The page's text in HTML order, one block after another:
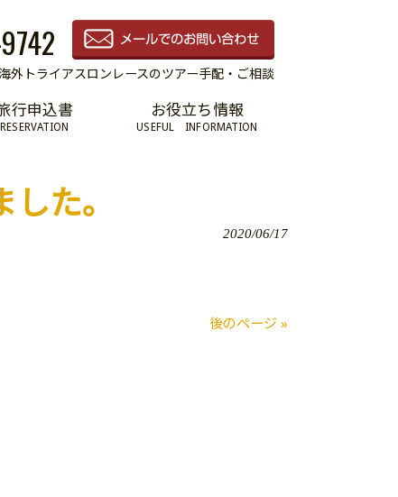
外トライアスロンレースのツアー手配・ご相談
行申込書
RESERVATION
お役立ち情報
USEFUL INFORMATION
た。
2020/06/17
後のページ »